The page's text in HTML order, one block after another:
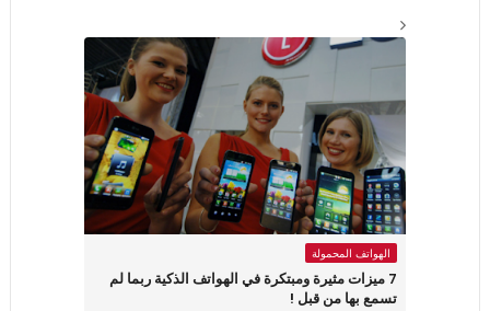
الهواتف المحمولة
7 ميزات مثيرة ومبتكرة في الهواتف الذكية ربما لم
تسمع بها من قبل !